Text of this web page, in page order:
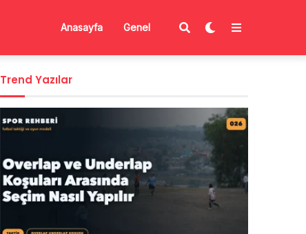
Anasayfa Genel
Trend Yazılar